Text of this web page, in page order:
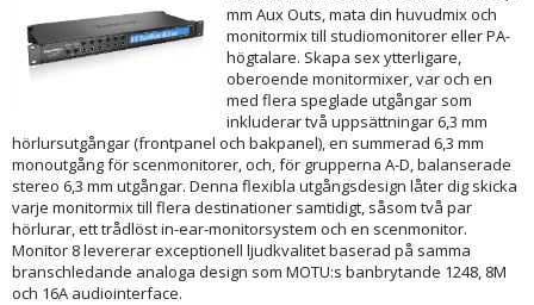
mm Aux Outs, mata din huvudmix och
monitormix till studiomonitorer eller PA-
högtalare. Skapa sex ytterligare,
oberoende monitormixer, var och en
med flera speglade utgångar som
inkluderar två uppsättningar 6,3 mm
hörlursutgångar (frontpanel och bakpanel), en summerad 6,3 mm
monoutgång för scenmonitorer, och, för grupperna A-D, balanserade
stereo 6,3 mm utgångar. Denna flexibla utgångsdesign låter dig skicka
varje monitormix till flera destinationer samtidigt, såsom två par
hörlurar, ett trådlöst in-ear-monitorsystem och en scenmonitor.
Monitor 8 levererar exceptionell ljudkvalitet baserad på samma
branschledande analoga design som MOTU:s banbrytande 1248, 8M
och 16A audiointerface.